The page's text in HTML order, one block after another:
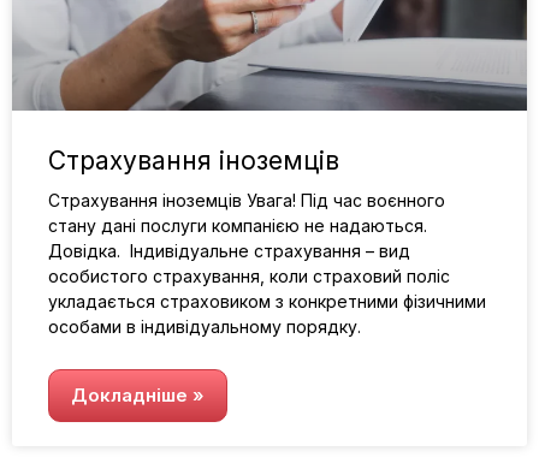
Страхування іноземців
Страхування іноземців Увага! Під час воєнного
стану дані послуги компанією не надаються.
Довідка. Індивідуальне страхування – вид
особистого страхування, коли страховий поліс
укладається страховиком з конкретними фізичними
особами в індивідуальному порядку.
Докладніше »